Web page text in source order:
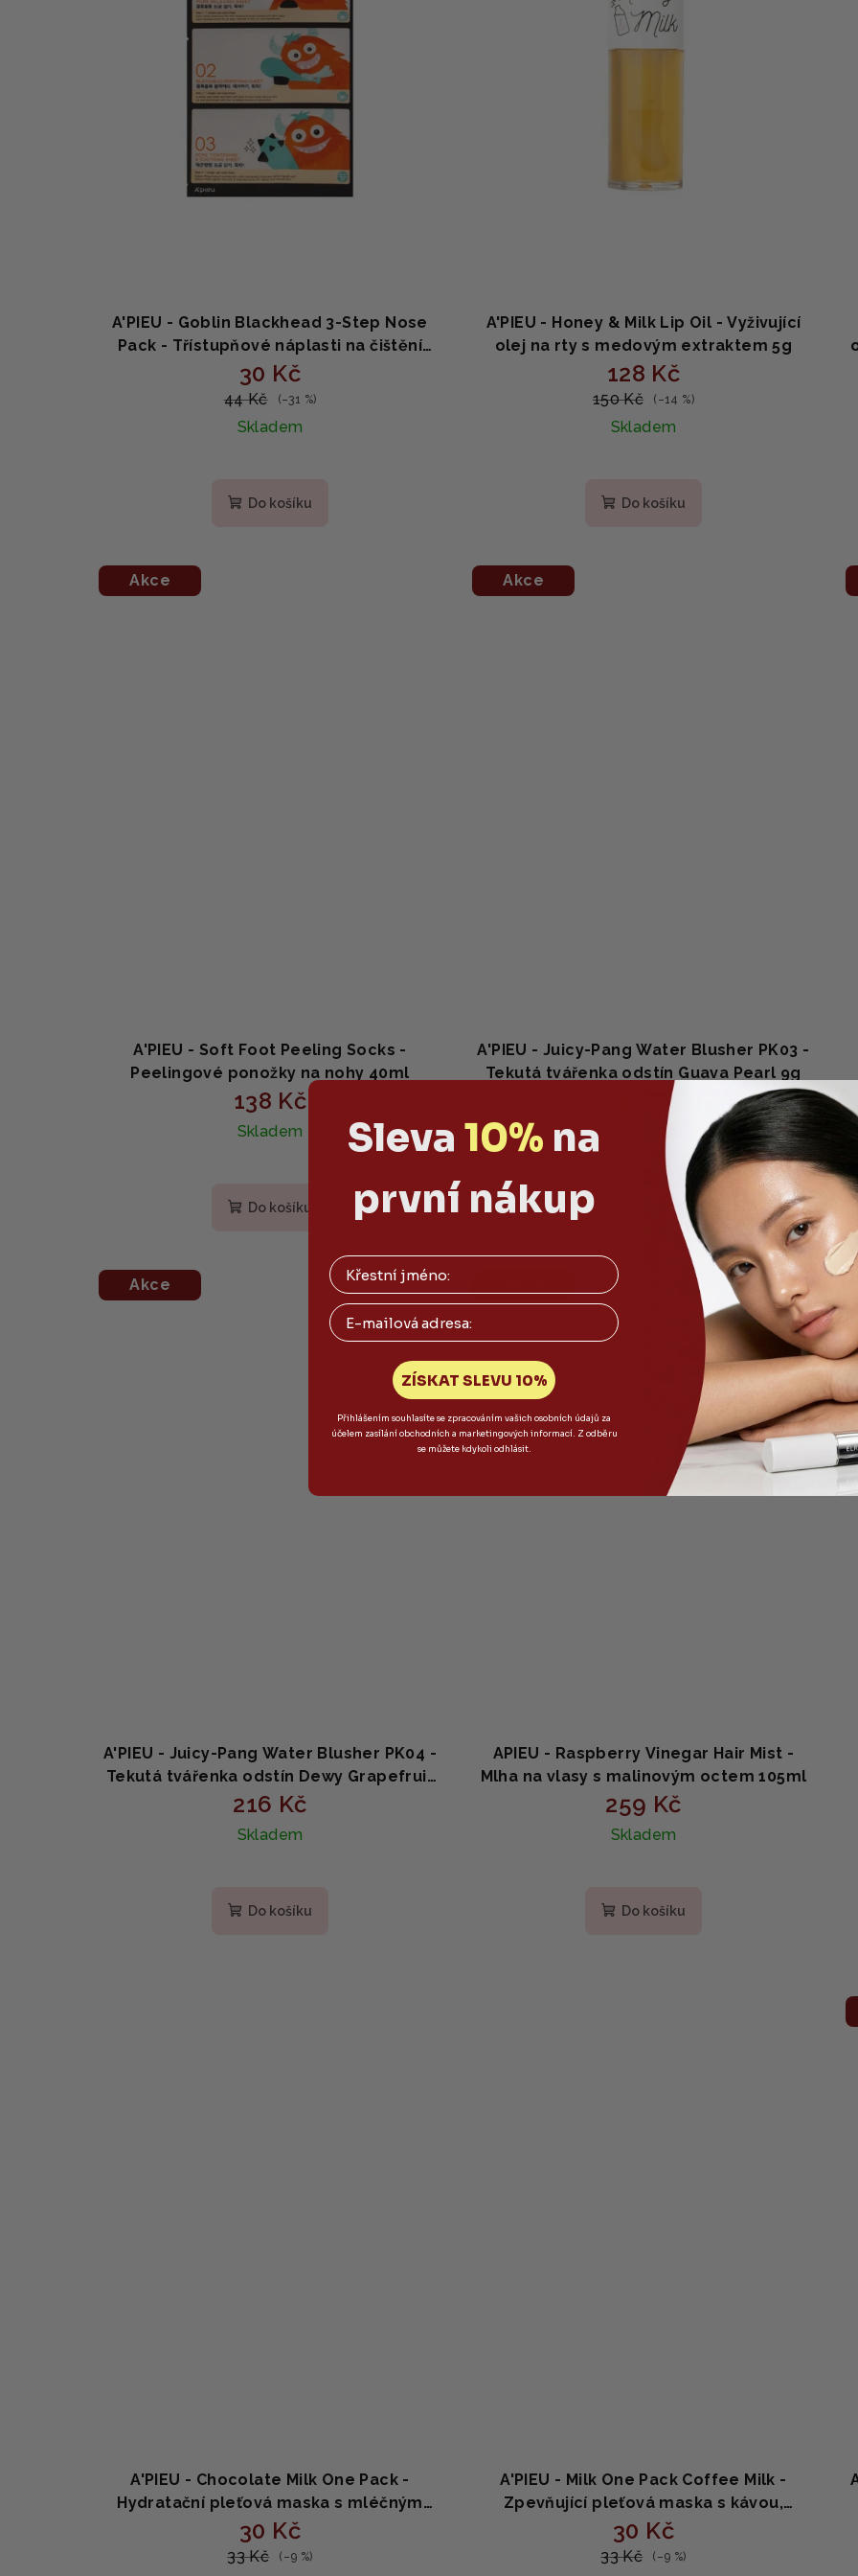
A'PIEU - Goblin Blackhead 3-Step Nose
Pack - Třístupňové náplasti na čištění
nosu 6,2 g
30 Kč
44 Kč (–31 %)
Skladem
Do košíku
A'PIEU - Honey & Milk Lip Oil - Vyživující
olej na rty s medovým extraktem 5g
128 Kč
150 Kč (–14 %)
Skladem
Do košíku
Akce
A'PIEU - Soft Foot Peeling Socks -
Peelingové ponožky na nohy 40ml
138 Kč
Skladem
Do košíku
Akce
A'PIEU - Juicy-Pang Water Blusher PK03 -
Tekutá tvářenka odstín Guava Pearl 9g
216 Kč
Skladem
Do košíku
Akce
A'PIEU - Juicy-Pang Water Blusher PK04 -
Tekutá tvářenka odstín Dewy Grapefruit
Pearl 9g
216 Kč
Skladem
Do košíku
APIEU - Raspberry Vinegar Hair Mist -
Mlha na vlasy s malinovým octem 105ml
259 Kč
Skladem
Do košíku
A'PIEU - Chocolate Milk One Pack -
Hydratační pleťová maska s mléčným
extraktem a kakaem 21g
30 Kč
33 Kč (–9 %)
A'PIEU - Milk One Pack Coffee Milk -
Zpevňující pleťová maska s kávou,
mlékem a kolagenem 21g
30 Kč
33 Kč (–9 %)
Sleva 10% na
první nákup
Email
ZÍSKAT SLEVU 10%
Přihlášením souhlasíte se zpracováním vašich osobních údajů za
účelem zasílání obchodních a marketingových informací. Z odběru
se můžete kdykoli odhlásit.